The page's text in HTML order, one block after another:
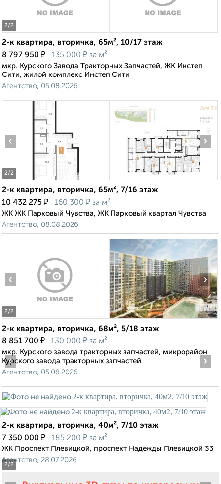
2/2
2-к квартира, вторичка, 65м², 10/17 этаж
8 797 950 ₽ 135 000 ₽ за м²
мкр. Курского Завода Тракторных Запчастей, ЖК Инстеп
Сити, жилой комплекс Инстеп Сити
Агентство, 05.08.2026
2/2
‹ ›
2-к квартира, вторичка, 65м², 7/16 этаж
10 432 275 ₽ 160 300 ₽ за м²
ЖК ЖК Парковый Чувства, ЖК Парковый квартал Чувства
Агентство, 08.08.2026
2/2
‹ ›
2-к квартира, вторичка, 68м², 5/18 этаж
8 851 700 ₽ 130 000 ₽ за м²
мкр. Курского завода тракторных запчастей, микрорайон
Курского завода тракторных запчастей
Агентство, 05.08.2026
2/2
‹ ›
2-к квартира, вторичка, 40м², 7/10 этаж
7 350 000 ₽ 185 200 ₽ за м²
ЖК Проспект Плевицкой, проспект Надежды Плевицкой 33
Агентство, 28.07.2026